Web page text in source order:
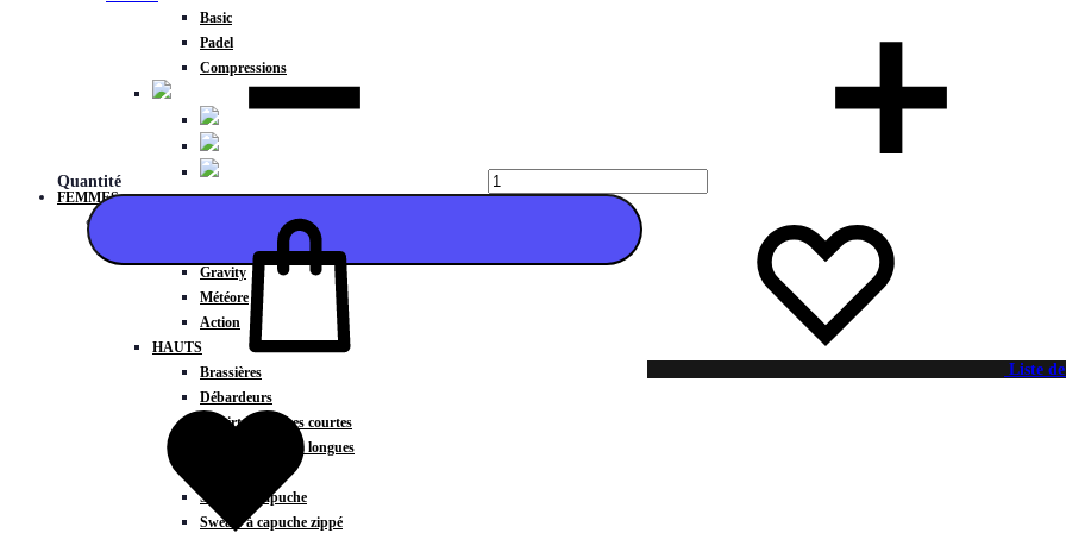
Basic
Padel
Compressions
FEMMES
Gravity
Météore
Action
HAUTS
Brassières
Débardeurs
T-shirts manches courtes
T-shirts manches longues
Sweats à capuche
Sweats à capuche zippé
Quantité
Liste